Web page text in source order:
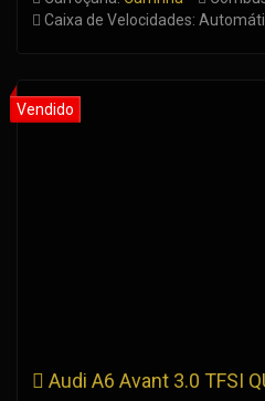
Caixa de Velocidades:
Audi A6 Avant 3.0 TFSI